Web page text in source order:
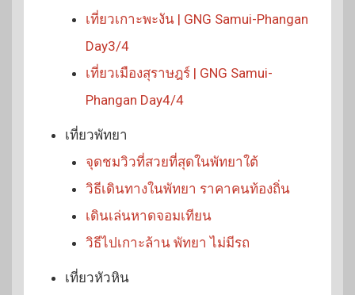
เที่ยวเกาะพะงัน | GNG Samui-Phangan
Day3/4
เที่ยวเมืองสุราษฎร์ | GNG Samui-
Phangan Day4/4
เที่ยวพัทยา
จุดชมวิวที่สวยที่สุดในพัทยาใต้
วิธีเดินทางในพัทยา ราคาคนท้องถิ่น
เดินเล่นหาดจอมเทียน
วิธีไปเกาะล้าน พัทยา ไม่มีรถ
เที่ยวหัวหิน